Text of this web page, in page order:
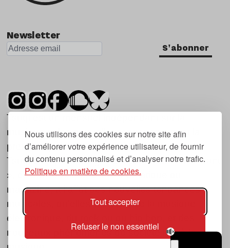
Nous utilisons des cookies sur notre site afin
d’améliorer votre expérience utilisateur, de fournir
du contenu personnalisé et d’analyser notre trafic.
Politique en matière de cookies.
Tout accepter
Refuser le non essentiel
Newsletter
S'abonner
Tsugi est un mensuel indépendant sur la
musique et les nouvelles tendances, dont la
première parution date de 2007.
Tsugi en japonais signifie « prochain », « suivant
», ce qui correspond à la thématique du
magazine, à l’affût des nouvelles tendances
musicales, qu’elles viennent de la musique
électronique, du rock ou du hip hop, et des
nouveaux phénomènes de société liés à la